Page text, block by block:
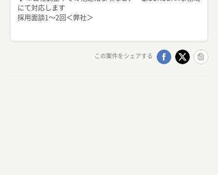
にて対応します
採用面談1〜2回＜弊社＞
この案件をシェアする